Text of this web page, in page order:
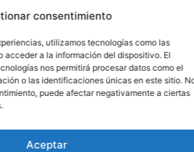
consentimiento
utilizamos tecnologías como las
acceder a la información del dispositivo. El
nos permitirá procesar datos como el
o las identificaciones únicas en este sitio.
puede afectar negativamente a ciertas
Aceptar